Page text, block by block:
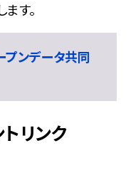
す。
プンデータ共同
リンク